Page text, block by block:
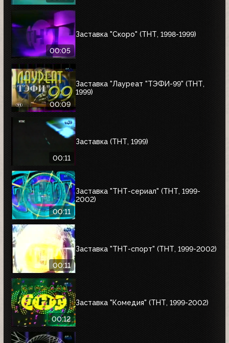
00:05
Заставка "Скоро" (ТНТ, 1998-1999)
00:09
Заставка "Лауреат "ТЭФИ-99" (ТНТ,
1999)
00:11
Заставка (ТНТ, 1999)
00:11
Заставка "ТНТ-сериал" (ТНТ, 1999-
2002)
00:11
Заставка "ТНТ-спорт" (ТНТ, 1999-2002)
00:12
Заставка "Комедия" (ТНТ, 1999-2002)